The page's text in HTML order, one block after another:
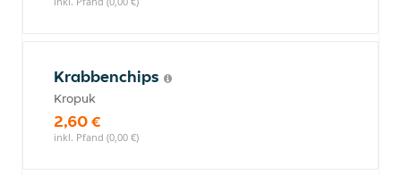
Krabbenchips
Kropuk
2,60 €
inkl. Pfand (0,00 €)